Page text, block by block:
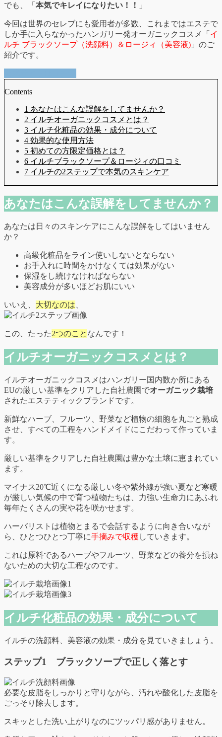
でも、「 本気でキレイになりたい！！ 」
今回は世界のセレブにも愛用者が多数、これまではエステで
しか手に入らなかったハンガリー発オーガニックコスメ「 イ
ルチ ブラックソープ（洗顔料）＆ロージィ（美容液) 」のご
紹介です。
Contents
1 あなたはこんな誤解をしてませんか？
2 イルチオーガニックコスメとは？
3 イルチ化粧品の効果・成分について
4 効果的な使用方法
5 初めての方限定価格とは？
6 イルチブラックソープ＆ロージィの口コミ
7 イルチの2ステップで本気のスキンケア
あなたはこんな誤解をしてませんか？
あなたは日々のスキンケアにこんな誤解をしてはいません
か？
高級化粧品をライン使いしないとならない
お手入れに時間をかけなくては効果がない
保湿をし続けなければならない
美容成分が多いほどお肌にいい
いいえ、 大切なのは
この、たった2つのこと なんです！
イルチオーガニックコスメとは？
イルチオーガニックコスメはハンガリー国内数か所にある
EUの厳しい基準をクリアした自社農園でオーガニック栽培
されたエステティックブランドです。
新鮮なハーブ、フルーツ、野菜など植物の細胞を丸ごと熟成
させ、すべての工程をハンドメイドにこだわって作っていま
す。
厳しい基準をクリアした自社農園は豊かな土壌に恵まれてい
ます。
マイナス20℃近くになる厳しい冬や紫外線が強い夏など寒暖
が厳しい気候の中で育つ植物たちは、力強い生命力にあふれ
毎年たくさんの実や花を咲かせます。
ハーバリストは植物とまるで会話するように向き合いなが
ら、ひとつひとつ丁寧に手摘みで収穫 していきます。
これは原料であるハーブやフルーツ、野菜などの養分を損ね
ないための大切な工程なのです。
イルチ化粧品の効果・成分について
イルチの洗顔料、美容液の効果・成分を見ていきましょう。
ステップ1 ブラックソープで正しく落とす
必要な皮脂をしっかりと守りながら、汚れや酸化した皮脂を
ごっそり除去します。
スキッとした洗い上がりなのにツッパリ感がありません。